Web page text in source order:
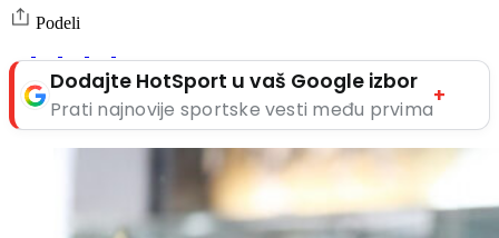
Podeli
Dodajte HotSport u vaš Google izbor
Prati najnovije sportske vesti među prvima
+